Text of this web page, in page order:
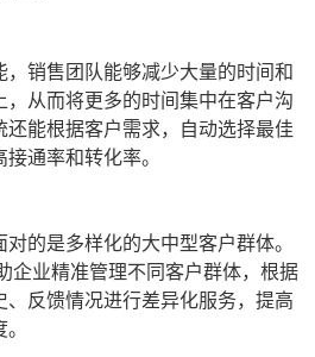
销售团队能够减少大量的时间和
从而将更多的时间集中在客户沟
能根据客户需求，自动选择最佳
通率和转化率。
的是多样化的大中型客户群体。
企业精准管理不同客户群体，根据
反馈情况进行差异化服务，提高